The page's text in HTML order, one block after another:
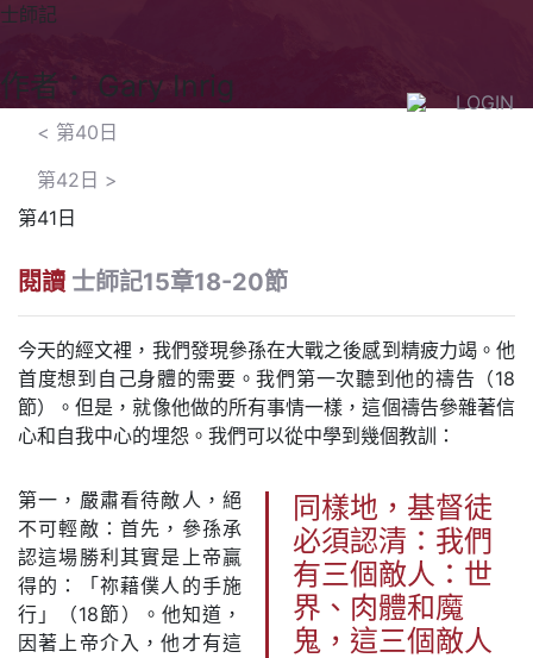
LOGIN
士師記
作者： Gary Inrig
< 第40日
第42日 >
第41日
閱讀 士師記15章18-20節
今天的經文裡，我們發現參孫在大戰之後感到精疲力竭。他
首度想到自己身體的需要。我們第一次聽到他的禱告（18
節）。但是，就像他做的所有事情一樣，這個禱告參雜著信
心和自我中心的埋怨。我們可以從中學到幾個教訓：
同樣地，基督徒
必須認清：我們
有三個敵人：世
界、肉體和魔
鬼，這三個敵人
第一，嚴肅看待敵人，絕
不可輕敵：首先，參孫承
認這場勝利其實是上帝贏
得的：「祢藉僕人的手施
行」（18節）。他知道，
因著上帝介入，他才有這